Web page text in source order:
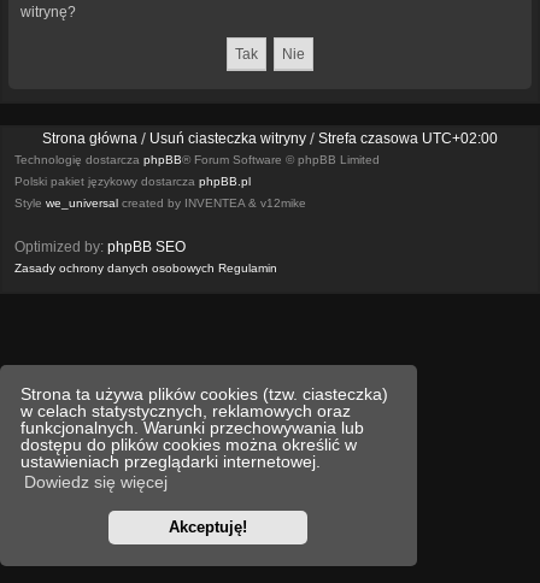
Strona ta używa plików cookies (tzw. ciasteczka)
w celach statystycznych, reklamowych oraz
funkcjonalnych. Warunki przechowywania lub
dostępu do plików cookies można określić w
ustawieniach przeglądarki internetowej.
Dowiedz się więcej
Akceptuję!
witrynę?
Strona główna Usuń ciasteczka witryny Strefa czasowa UTC+02:00
Technologię dostarcza phpBB® Forum Software © phpBB Limited
Polski pakiet językowy dostarcza phpBB.pl
Style we_universal created by INVENTEA & v12mike
Optimized by: phpBB SEO
Zasady ochrony danych osobowych Regulamin